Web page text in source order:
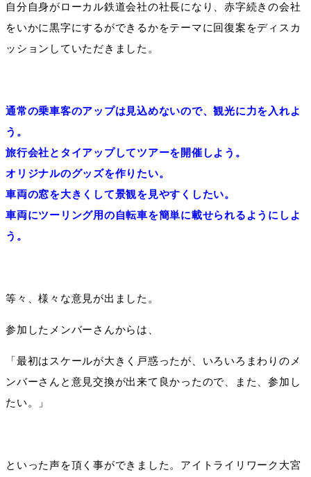
自分自身がローカル鉄道会社の社長になり、赤字続きの会社
をいかに黒字にするができるかをテーマに回復案をディスカ
ッションしていただきました。
通常の乗車客のアップは見込めないので、観光に力を入れよ
う。
旅行会社とタイアップしてツアーを開催しよう。
オリジナルのグッズを作りたい。
車両の窓を大きくして景観を見やすくしたい。
車両にツーリング用の自転車を簡単に載せられるようにしよ
う。
等々、様々な意見が出ました。
参加したメンバーさんからは、
「最初はスケールが大きく戸惑ったが、いろいろまわりのメ
ンバーさんと意見交換が出来て良かったので、また、参加し
たい。」
といった声を頂く事ができました。アイトライリワーク大宮